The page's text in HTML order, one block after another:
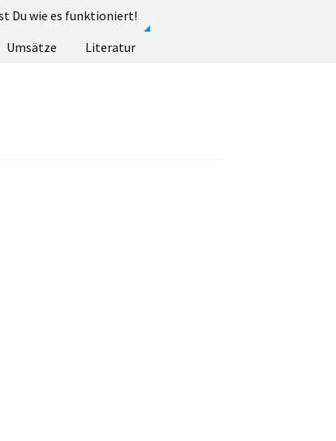
Du wie es funktioniert!
Umsätze Literatur